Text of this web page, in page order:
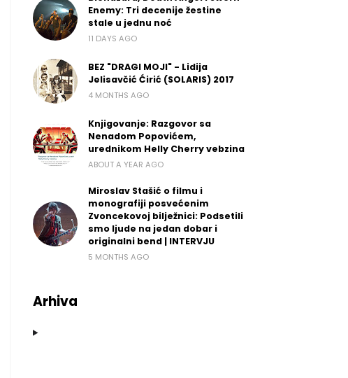
Enemy: Tri decenije žestine
stale u jednu noć
11 DAYS AGO
BEZ "DRAGI MOJI" - Lidija
Jelisavčić Ćirić (SOLARIS) 2017
4 MONTHS AGO
Knjigovanje: Razgovor sa
Nenadom Popovićem,
urednikom Helly Cherry vebzina
ABOUT A YEAR AGO
Miroslav Stašić o filmu i
monografiji posvećenim
Zvoncekovoj bilježnici: Podsetili
smo ljude na jedan dobar i
originalni bend | INTERVJU
5 MONTHS AGO
Arhiva